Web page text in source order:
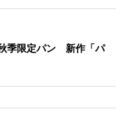
季限定パン 新作「パ